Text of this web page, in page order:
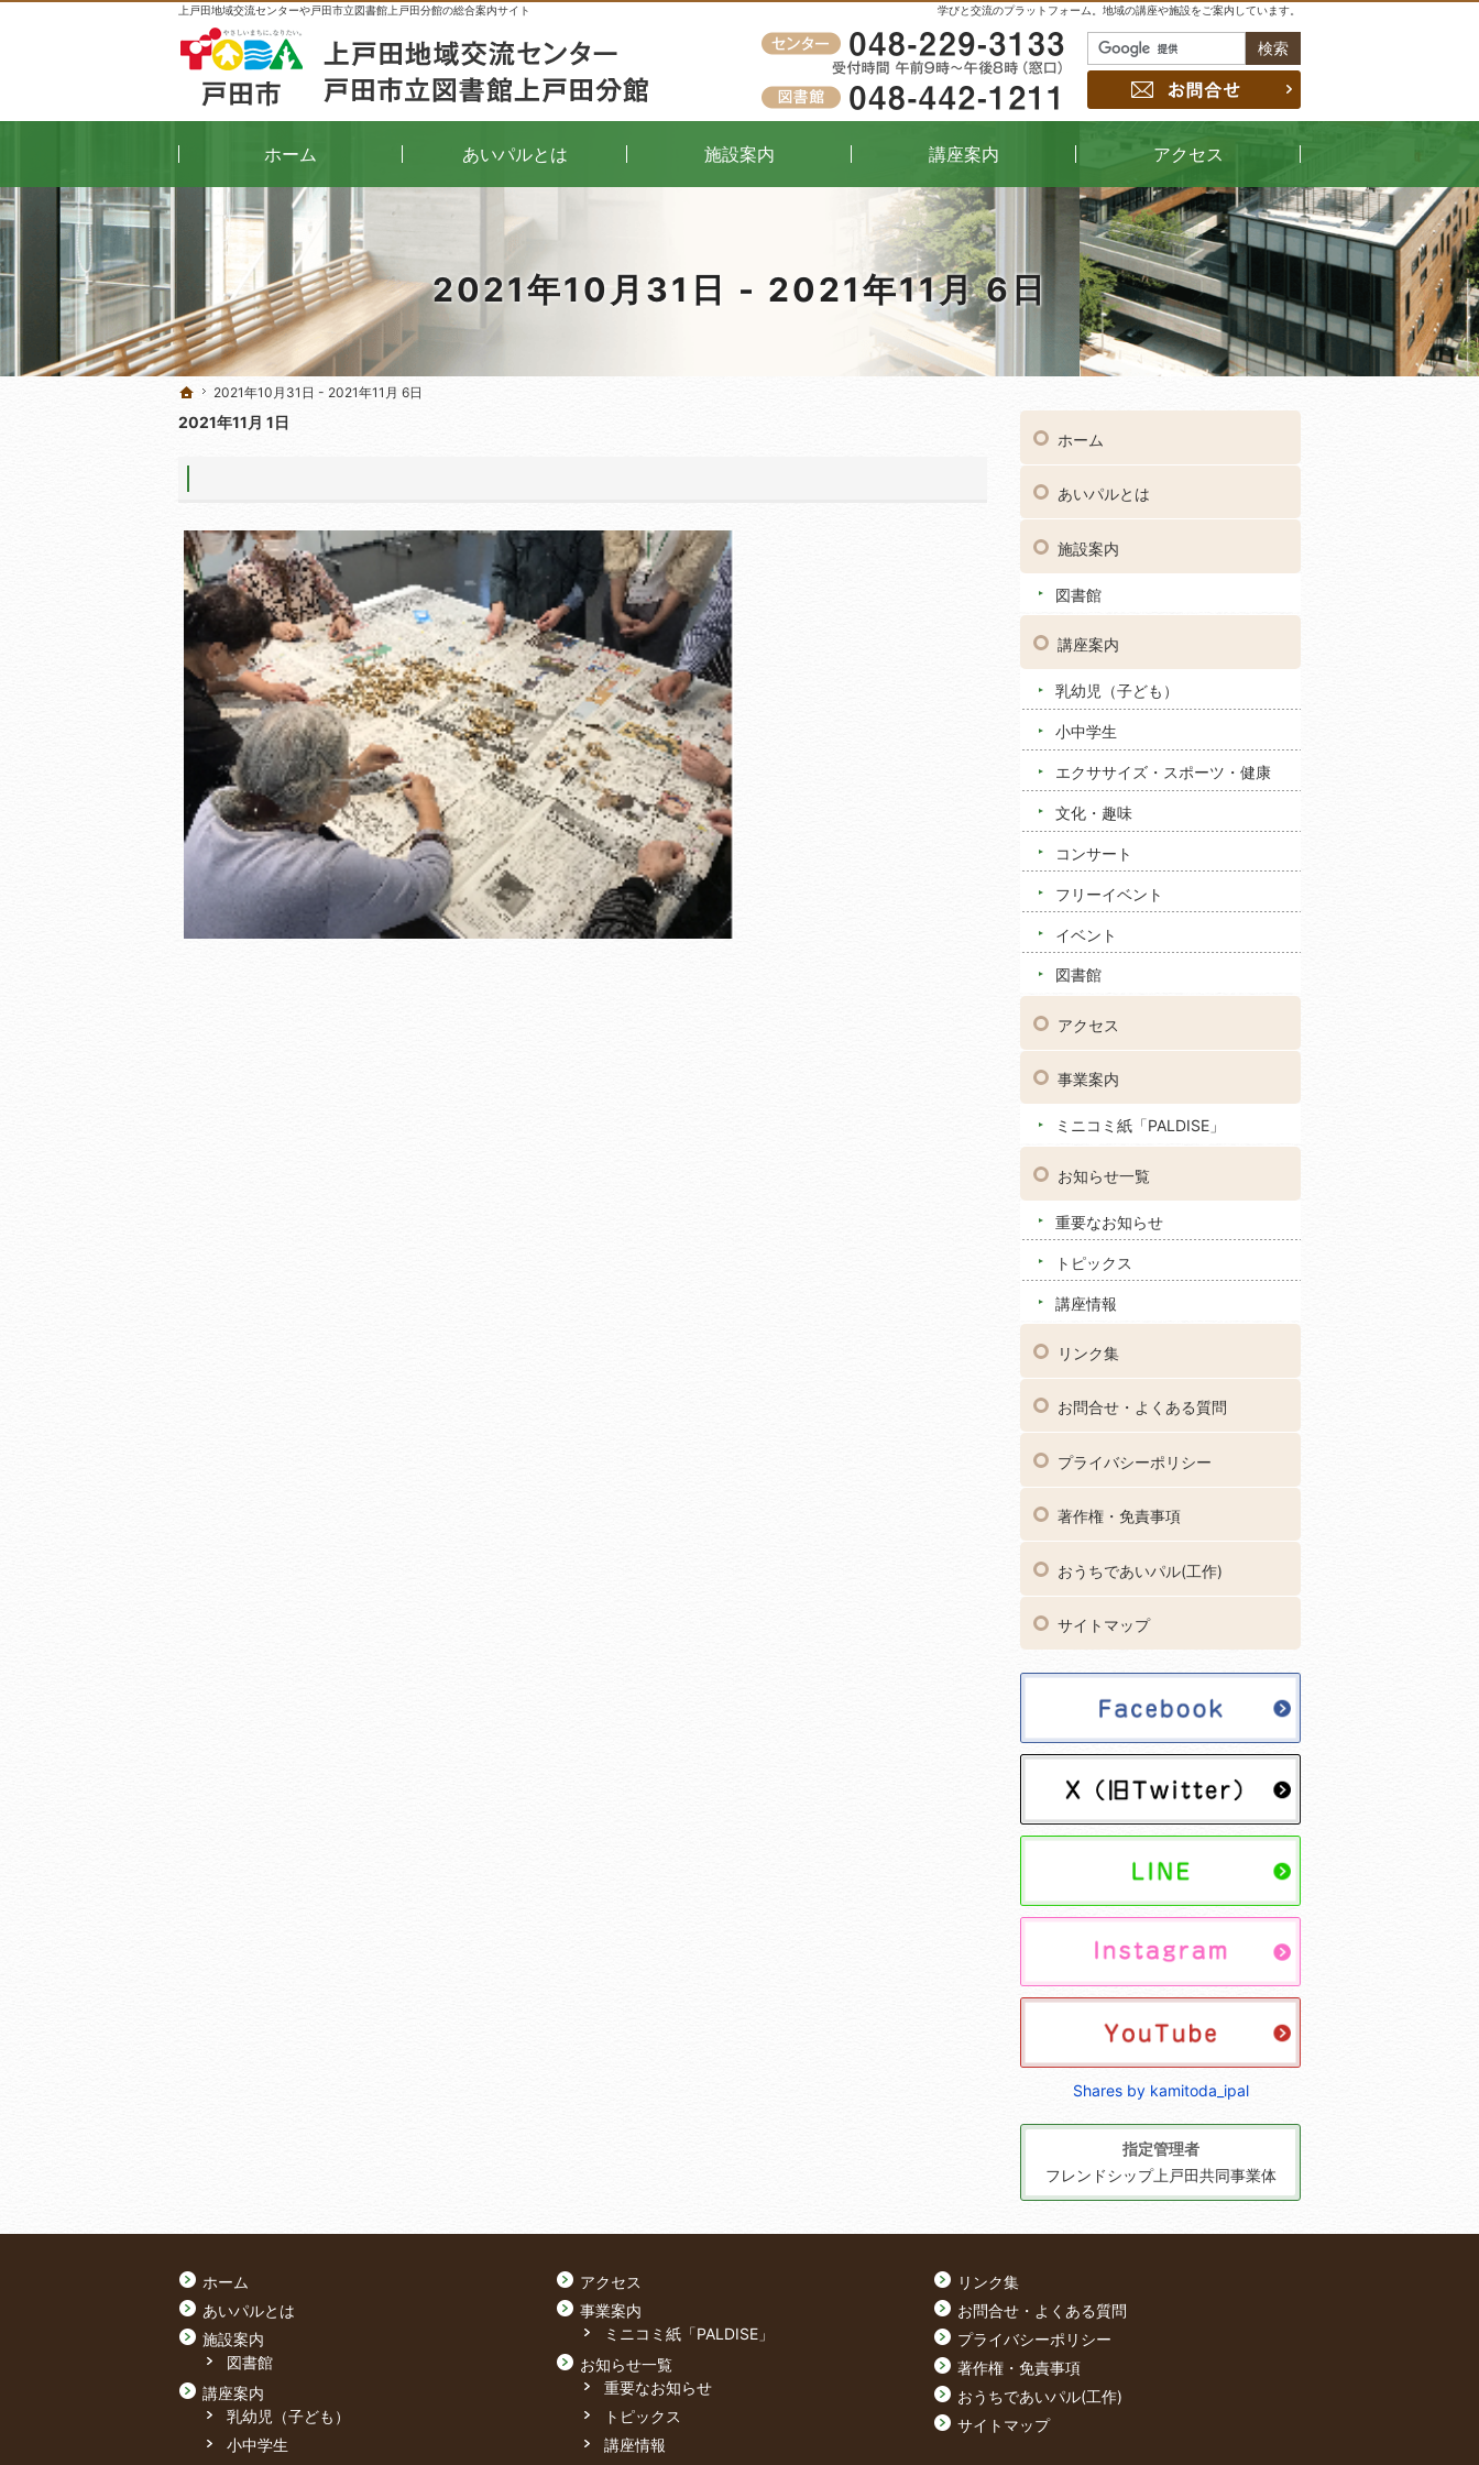
2021年10月31日 - 2021年11月 6日
学びと交流のプラットフォーム。地域の講座や施設をご案内しています。
上戸田地域交流センターや戸田市立図書館上戸田分館の総合案内サイト
ホーム
2021年10月31日 - 2021年11月 6日
2021年11月 1日
ホーム
あいパルとは
施設案内
図書館
講座案内
乳幼児（子ども）
小中学生
エクササイズ・スポーツ・健康
文化・趣味
コンサート
フリーイベント
イベント
図書館
アクセス
事業案内
ミニコミ紙「PALDISE」
お知らせ一覧
重要なお知らせ
トピックス
講座情報
リンク集
お問合せ・よくある質問
プライバシーポリシー
著作権・免責事項
おうちであいパル(工作)
サイトマップ
Shares by kamitoda_ipal
指定管理者
フレンドシップ上戸田共同事業体
ホーム
2021年10月31日 - 2021年11月 6日
048-229-3133
受付時間
午前9時～午後8時（窓口）
048-442-1211
ホーム あいパルとは 施設案内 講座案内 アクセス
ホーム
あいパルとは
施設案内
図書館
講座案内
乳幼児（子ども）
小中学生
アクセス
事業案内
ミニコミ紙「PALDISE」
お知らせ一覧
重要なお知らせ
トピックス
講座情報
リンク集
お問合せ・よくある質問
プライバシーポリシー
著作権・免責事項
おうちであいパル(工作)
サイトマップ